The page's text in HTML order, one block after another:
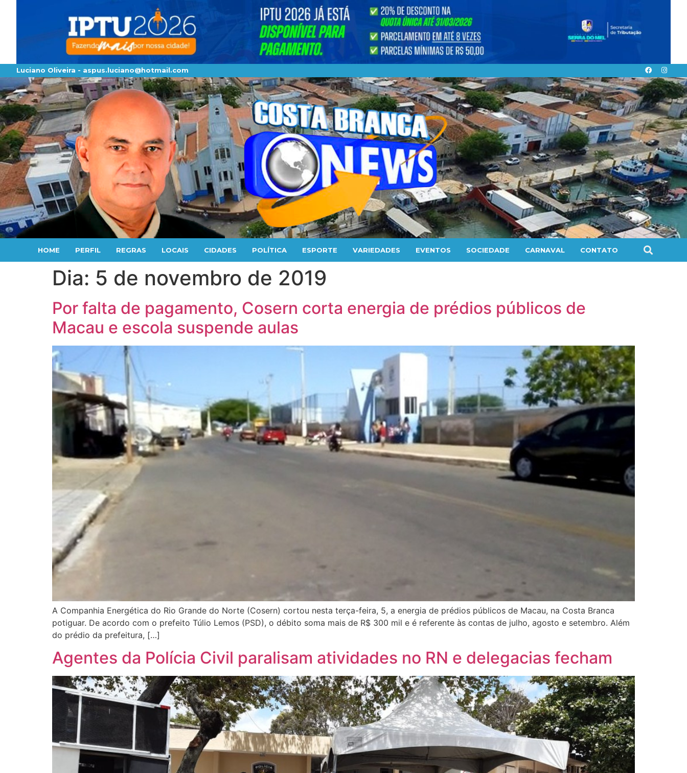
Luciano Oliveira - aspus.luciano@hotmail.com
HOME PERFIL REGRAS LOCAIS CIDADES POLÍTICA ESPORTE VARIEDADES EVENTOS SOCIEDADE CARNAVAL CONTATO
Dia: 5 de novembro de 2019
Por falta de pagamento, Cosern corta energia de prédios públicos de
Macau e escola suspende aulas
A Companhia Energética do Rio Grande do Norte (Cosern) cortou nesta terça-feira, 5, a energia de prédios públicos de Macau, na Costa Branca
potiguar. De acordo com o prefeito Túlio Lemos (PSD), o débito soma mais de R$ 300 mil e é referente às contas de julho, agosto e setembro. Além
do prédio da prefeitura, […]
Agentes da Polícia Civil paralisam atividades no RN e delegacias fecham